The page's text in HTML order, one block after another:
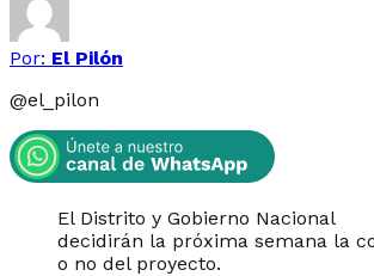
Por: El Pilón
@el_pilon
El Distrito y Gobierno Nacional
decidirán la próxima semana la
o no del proyecto.